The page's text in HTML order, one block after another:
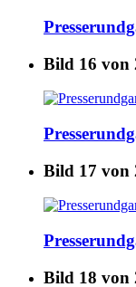
Bild 16 von
Bild 17 von
Bild 18 von